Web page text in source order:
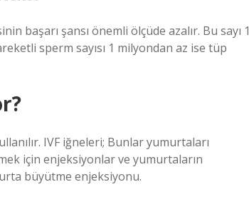
başarı şansı önemli ölçüde azalır. Bu sayı 1
sperm sayısı 1 milyondan az ise tüp
IVF iğneleri; Bunlar yumurtaları
için enjeksiyonlar ve yumurtaların
büyütme enjeksiyonu.